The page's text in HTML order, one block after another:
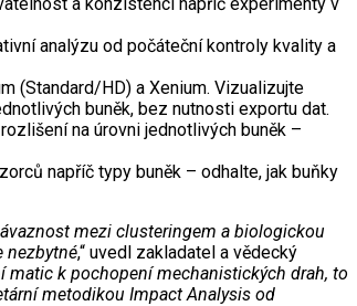
analýzu od počáteční kontroly kvality a
(Standard/HD) a Xenium. Vizualizujte
buněk, bez nutnosti exportu dat.
na úrovni jednotlivých buněk –
napříč typy buněk – odhalte, jak buňky
mezi clusteringem a biologickou
nezbytné,“ uvedl zakladatel a vědecký
matic k pochopení mechanistických drah, to
metodikou Impact Analysis od